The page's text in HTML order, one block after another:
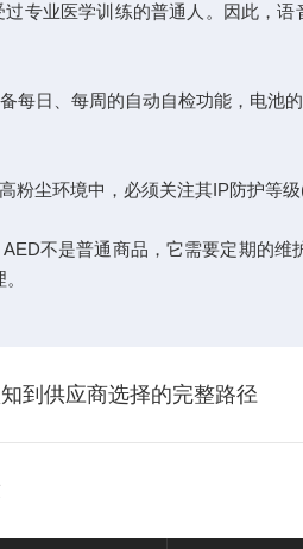
业医学训练的普通人。因此，
日、每周的自动自检功能，电池
环境中，必须关注其IP防护等
不是普通商品，它需要定期的维
到供应商选择的完整路径